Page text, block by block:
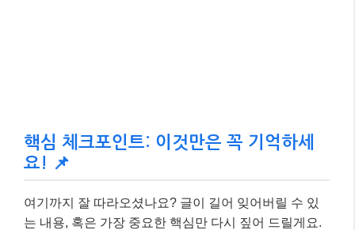
일부 단순 반복 업무는 자동화되지만, 대부분
✅
새로운 일자리 창출과 생산성 향상 기회